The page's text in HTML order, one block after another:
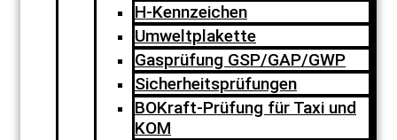
H-Kennzeichen
Umweltplakette
Gasprüfung GSP/GAP/GWP
Sicherheitsprüfungen
BOKraft-Prüfung für Taxi und
KOM